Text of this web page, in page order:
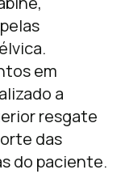
em
a
resgate
das
do paciente.